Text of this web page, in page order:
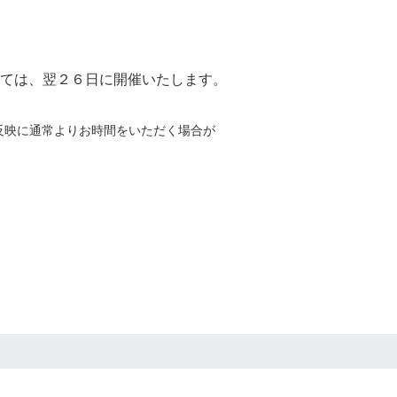
、翌２６日に開催いたします。
に通常よりお時間をいただく場合が